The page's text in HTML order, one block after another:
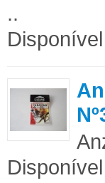
..
Disponível
Disponível